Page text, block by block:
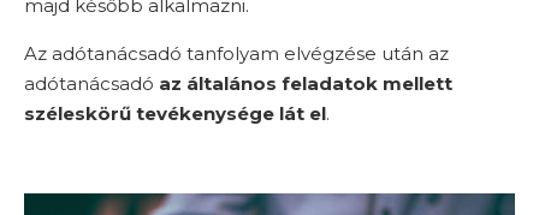
majd később alkalmazni.
Az adótanácsadó tanfolyam elvégzése után az
adótanácsadó az általános feladatok mellett
széleskörű tevékenysége lát el.